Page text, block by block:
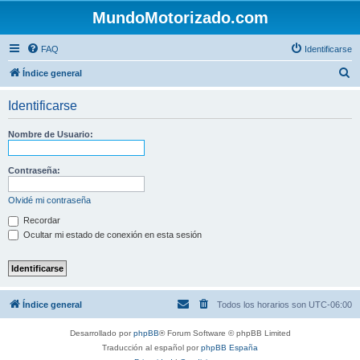
MundoMotorizado.com
FAQ Identificarse
Índice general
Identificarse
Nombre de Usuario:
Contraseña:
Olvidé mi contraseña
Recordar
Ocultar mi estado de conexión en esta sesión
Índice general Todos los horarios son UTC-06:00
Desarrollado porphpBB® Forum Software © phpBB Limited
Traducción al español porphpBB España